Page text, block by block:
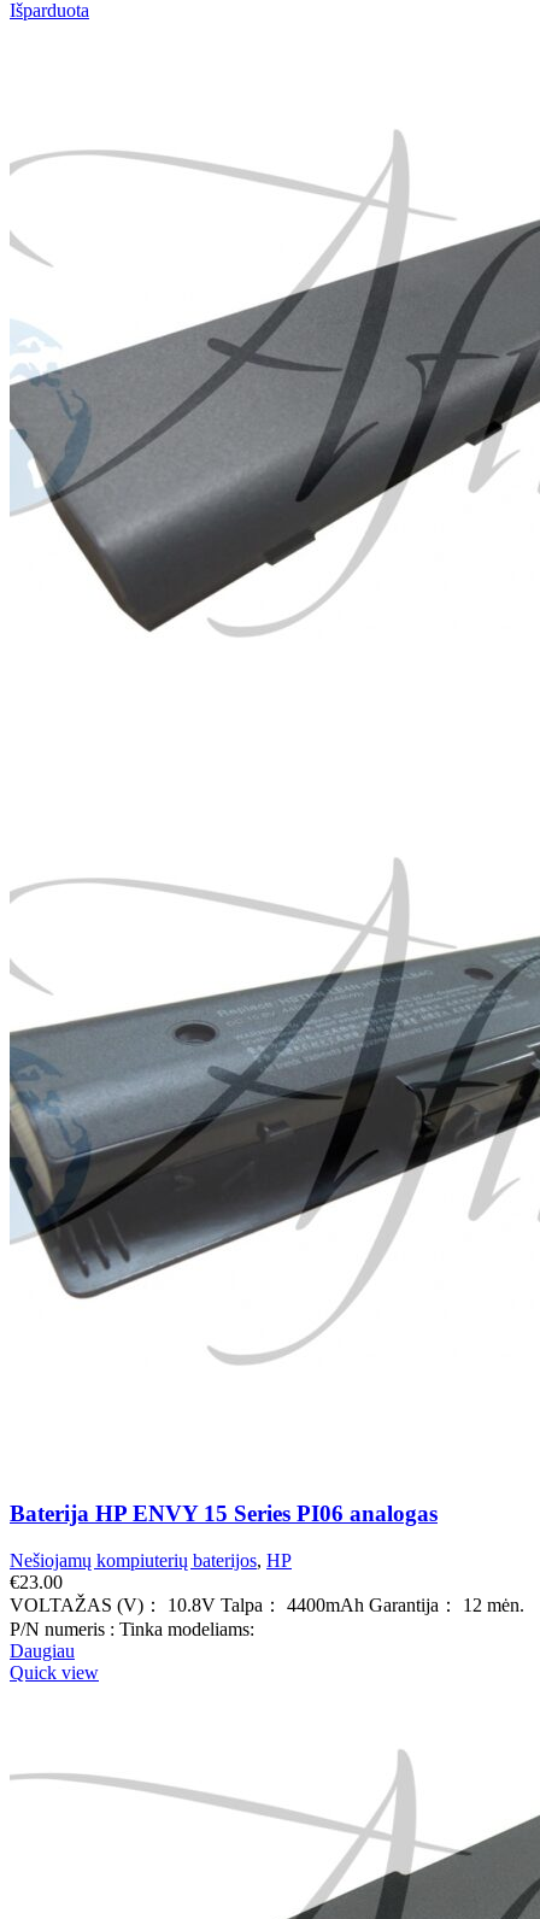
Išparduota
Baterija HP ENVY 15 Series PI06 analogas
Nešiojamų kompiuterių baterijos, HP
€23.00
VOLTAŽAS (V)： 10.8V Talpa： 4400mAh Garantija： 12 mėn.
P/N numeris : Tinka modeliams:
Daugiau
Quick view